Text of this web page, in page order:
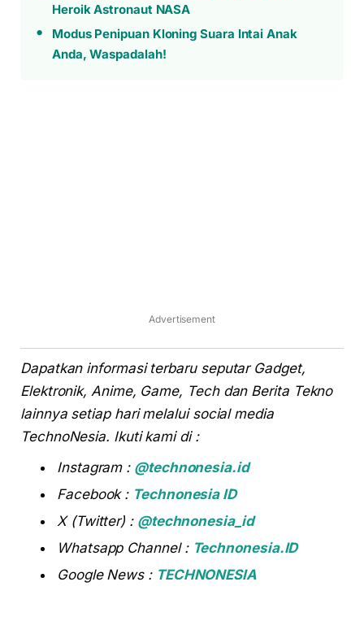
Heroik Astronaut NASA
Modus Penipuan Kloning Suara Intai Anak
Anda, Waspadalah!
Advertisement
Dapatkan informasi terbaru seputar Gadget,
Elektronik, Anime, Game, Tech dan Berita Tekno
lainnya setiap hari melalui social media
TechnoNesia. Ikuti kami di :
Instagram : @technonesia.id
Facebook : Technonesia ID
X (Twitter) : @technonesia_id
Whatsapp Channel : Technonesia.ID
Google News : TECHNONESIA